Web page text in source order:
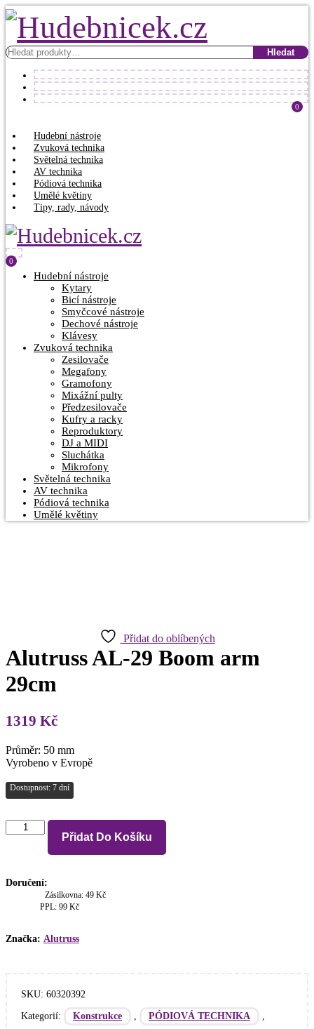
Hledat: Hledat
0
Hudební nástroje
Zvuková technika
Světelná technika
AV technika
Pódiová technika
Umělé květiny
Tipy, rady, návody
0
Hudební nástroje
Kytary
Bicí nástroje
Smyčcové nástroje
Dechové nástroje
Klávesy
Zvuková technika
Zesilovače
Megafony
Gramofony
Mixážní pulty
Předzesilovače
Kufry a racky
Reproduktory
DJ a MIDI
Sluchátka
Mikrofony
Světelná technika
AV technika
Pódiová technika
Umělé květiny
Přidat do oblíbených
Alutruss AL-29 Boom arm
29cm
1319 Kč
Průměr: 50 mm
Vyrobeno v Evropě
Dostupnost: 7 dní
Alutruss
AL-
29cm
množství
Přidat Do Košíku
Doručení:
Zásilkovna: 49 Kč
PPL: 99 Kč
Značka: Alutruss
SKU: 60320392
Kategorií:
Konstrukce PÓDIOVÁ TECHNIKA